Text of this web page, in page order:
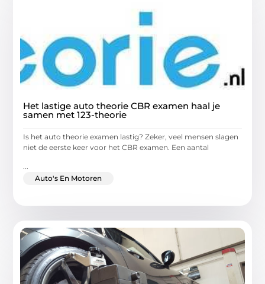
Het lastige auto theorie CBR examen haal je
samen met 123-theorie
Is het auto theorie examen lastig? Zeker, veel mensen slagen
niet de eerste keer voor het CBR examen. Een aantal
...
Auto's En Motoren